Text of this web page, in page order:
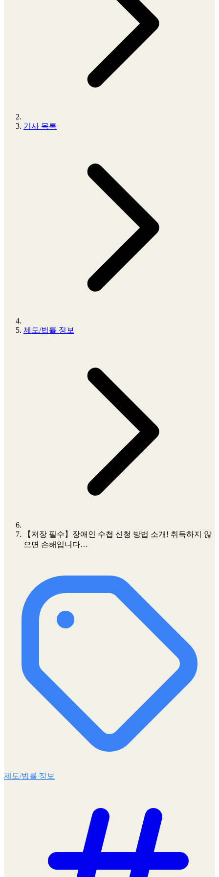
기사 목록
제도/법률 정보
【저장 필수】장애인 수첩 신청 방법 소개! 취득하지 않
으면 손해입니다…
제도/법률 정보